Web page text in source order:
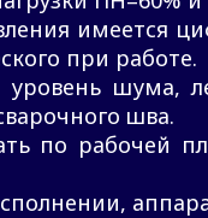
имеется
при работе.
шума,
шва.
по рабочей